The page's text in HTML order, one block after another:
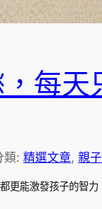
每
類: 精選文章, 親
更能激發孩子的智